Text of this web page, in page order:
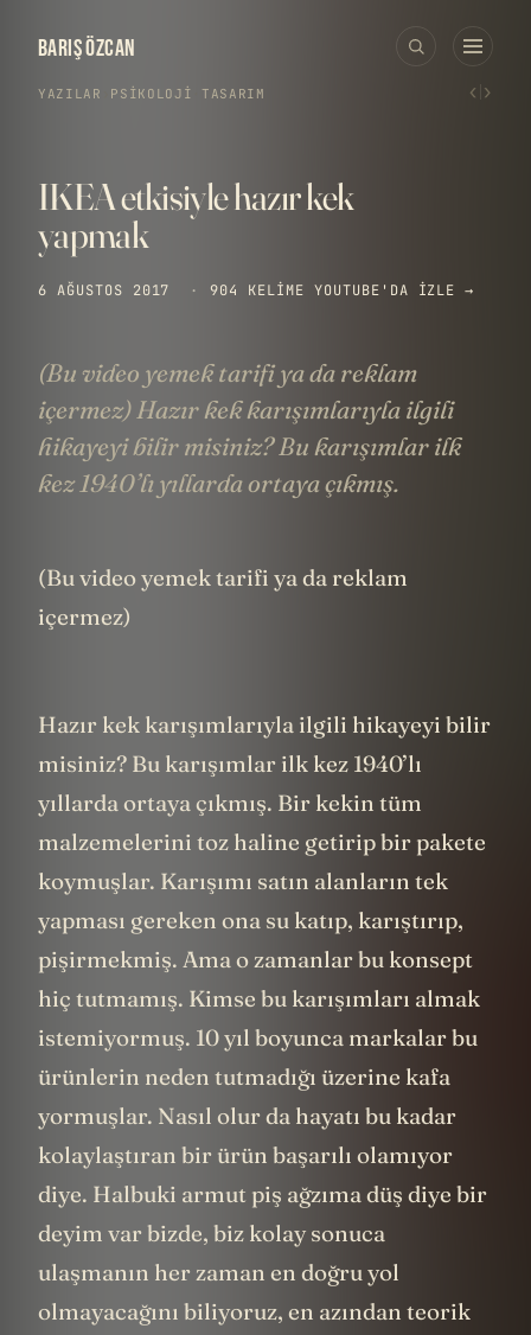
BARIŞ ÖZCAN
YAZILAR PSIKOLOJI TASARIM ‹ ›
IKEA etkisiyle hazır kek
yapmak
6 AĞUSTOS 2017 · 904 KELIME YOUTUBE'DA IZLE →
(Bu video yemek tarifi ya da reklam
içermez) Hazır kek karışımlarıyla ilgili
hikayeyi bilir misiniz? Bu karışımlar ilk
kez 1940’lı yıllarda ortaya çıkmış.
(Bu video yemek tarifi ya da reklam
içermez)
Hazır kek karışımlarıyla ilgili hikayeyi bilir
misiniz? Bu karışımlar ilk kez 1940’lı
yıllarda ortaya çıkmış. Bir kekin tüm
malzemelerini toz haline getirip bir pakete
koymuşlar. Karışımı satın alanların tek
yapması gereken ona su katıp, karıştırıp,
pişirmekmiş. Ama o zamanlar bu konsept
hiç tutmamış. Kimse bu karışımları almak
istemiyormuş. 10 yıl boyunca markalar bu
ürünlerin neden tutmadığı üzerine kafa
yormuşlar. Nasıl olur da hayatı bu kadar
kolaylaştıran bir ürün başarılı olamıyor
diye. Halbuki armut piş ağzıma düş diye bir
deyim var bizde, biz kolay sonuca
ulaşmanın her zaman en doğru yol
olmayacağını biliyoruz, en azından teorik